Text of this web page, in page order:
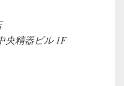
央精器ビル 1F